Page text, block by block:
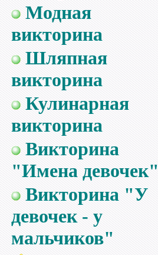
Модная
викторина
Шляпная
викторина
Кулинарная
викторина
Викторина
"Имена девочек"
Викторина "У
девочек - у
мальчиков"